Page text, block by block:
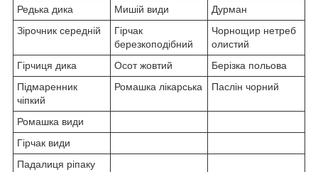
Редька дика
Мишій види
Дурман
Зірочник середній
Гірчак
березкоподібний
Чорнощир нетреб
олистий
Гірчиця дика
Осот жовтий
Берізка польова
Підмаренник
чіпкий
Ромашка лікарська Паслін чорний
Ромашка види
Гірчак види
Падалиця ріпаку